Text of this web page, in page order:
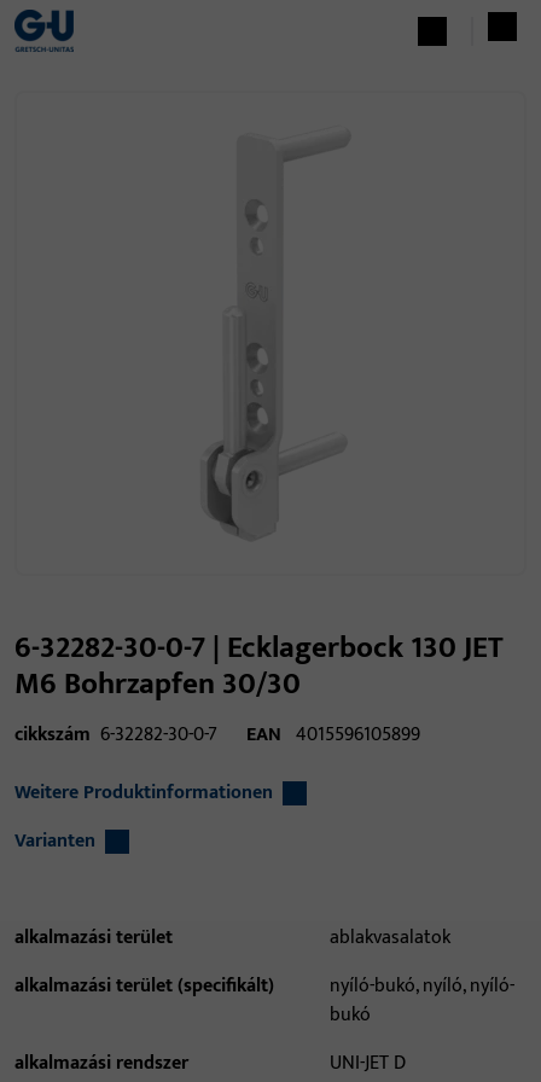
6-32282-30-0-7 | Ecklagerbock 130 JET
M6 Bohrzapfen 30/30
cikkszám 6-32282-30-0-7 EAN 4015596105899
Weitere Produktinformationen
Varianten
alkalmazási terület
ablakvasalatok
alkalmazási terület (specifikált)
nyíló-bukó, nyíló, nyíló-
bukó
alkalmazási rendszer
UNI-JET D